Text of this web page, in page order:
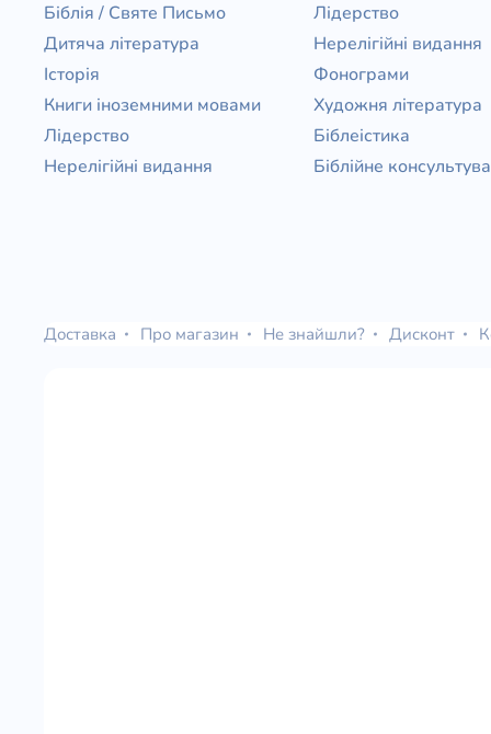
Біблія / Святе Письмо
Дитяча література
Історія
Книги іноземними мовами
Лідерство
Нерелігійні видання
Лідерство
Нерелігійні видання
Фонограми
Художня література
Біблеістика
Біблійне
Доставка Про магазин Не знайшли? Дисконт